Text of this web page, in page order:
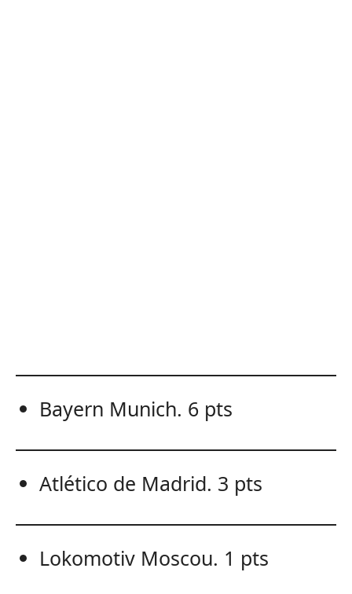
Bayern Munich. 6 pts
Atlético de Madrid. 3 pts
Lokomotiv Moscou. 1 pts